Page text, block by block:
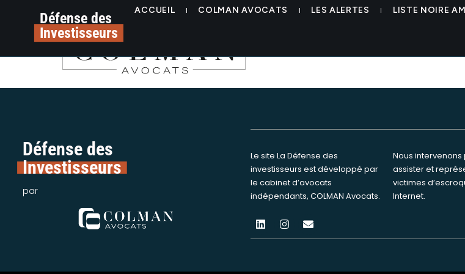
Défense des
Investisseurs
ACCUEIL COLMAN AVOCATS LES ALERTES LISTE NOIRE
Logo COLMAN Avocats
Défense des
Investisseurs
par
Le site La Défense des
investisseurs est développé par
le cabinet d’avocats
indépendants, COLMAN Avocats.
Nous intervenons pour informer,
assister et représenter les
victimes d’escroqueries sur
Internet.